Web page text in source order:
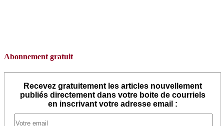
Abonnement gratuit
Recevez gratuitement les articles nouvellement
publiés directement dans votre boite de courriels
en inscrivant votre adresse email :